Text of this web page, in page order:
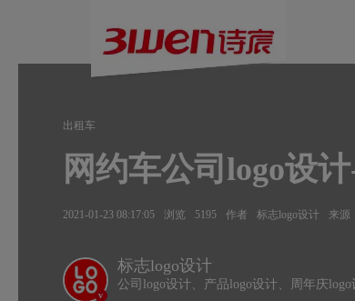
出租车
网约车公司logo设
2021-01-23 08:17:05 浏览 5195 作者 标志logo设计 来源
v
标志logo设计
公司logo设计、产品logo设计、周年庆logo